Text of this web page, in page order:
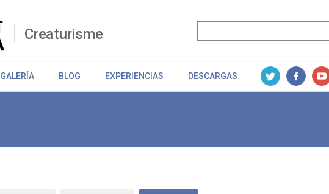
Creaturisme
GALERÍA BLOG EXPERIENCIAS DESCARGAS